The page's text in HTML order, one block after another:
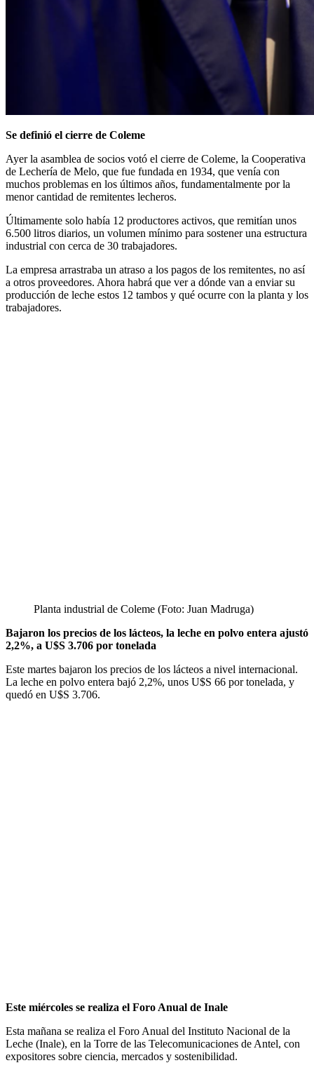
Se definió el cierre de Coleme
Ayer la asamblea de socios votó el cierre de Coleme, la Cooperativa
de Lechería de Melo, que fue fundada en 1934, que venía con
muchos problemas en los últimos años, fundamentalmente por la
menor cantidad de remitentes lecheros.
Últimamente solo había 12 productores activos, que remitían unos
6.500 litros diarios, un volumen mínimo para sostener una estructura
industrial con cerca de 30 trabajadores.
La empresa arrastraba un atraso a los pagos de los remitentes, no así
a otros proveedores. Ahora habrá que ver a dónde van a enviar su
producción de leche estos 12 tambos y qué ocurre con la planta y los
trabajadores.
Planta industrial de Coleme (Foto: Juan Madruga)
Bajaron los precios de los lácteos, la leche en polvo entera ajustó
2,2%, a U$S 3.706 por tonelada
Este martes bajaron los precios de los lácteos a nivel internacional.
La leche en polvo entera bajó 2,2%, unos U$S 66 por tonelada, y
quedó en U$S 3.706.
Este miércoles se realiza el Foro Anual de Inale
Esta mañana se realiza el Foro Anual del Instituto Nacional de la
Leche (Inale), en la Torre de las Telecomunicaciones de Antel, con
expositores sobre ciencia, mercados y sostenibilidad.